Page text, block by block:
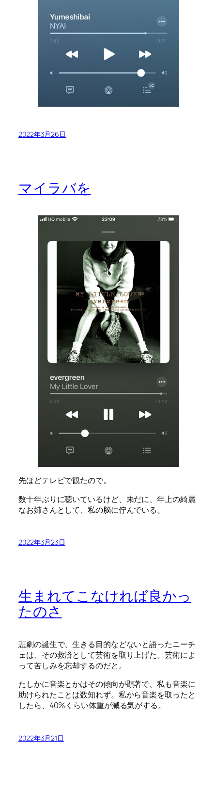
2022年3月26日
マイラバを
先ほどテレビで観たので。
数十年ぶりに聴いているけど、未だに、年上の綺麗
なお姉さんとして、私の脳に佇んでいる。
2022年3月23日
生まれてこなければ良かっ
たのさ
悲劇の誕生で、生きる目的などないと語ったニーチ
ェは、その救済として芸術を取り上げた。芸術によ
って苦しみを忘却するのだと。
たしかに音楽とかはその傾向が顕著で、私も音楽に
助けられたことは数知れず。私から音楽を取ったと
したら、40%くらい体重が減る気がする。
2022年3月21日